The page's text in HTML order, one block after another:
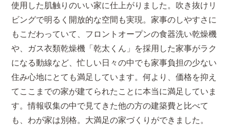
使用した肌触りのいい家に仕上がりました。吹き抜けリ
ビングで明るく開放的な空間も実現。家事のしやすさに
もこだわっていて、フロントオープンの食器洗い乾燥機
や、ガス衣類乾燥機「乾太くん」を採用した家事がラク
になる動線など、忙しい日々の中でも家事負担の少ない
住み心地にとても満足しています。何より、価格を抑え
てここまでの家が建てられたことに本当に満足していま
す。情報収集の中で見てきた他の方の建築費と比べて
も、わが家は別格。大満足の家づくりができました。